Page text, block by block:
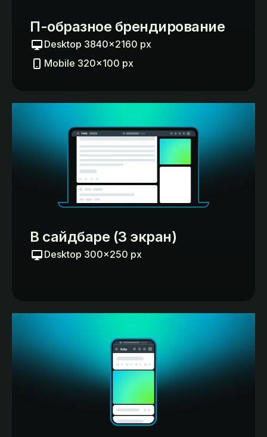
П-образное брендирование
Desktop 3840×2160 px
Mobile 320×100 px
В сайдбаре (3 экран)
Desktop 300×250 px